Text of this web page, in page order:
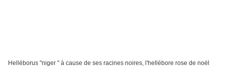
Helléborus "niger " à cause de ses racines noires, l'hellébore rose de noël